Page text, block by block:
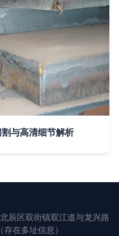
与高清细节解析
辰区双街镇双江道与龙兴路
在多址信息）